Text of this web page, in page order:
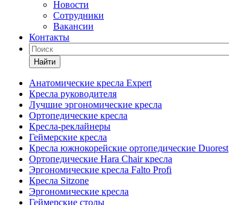
Новости
Сотрудники
Вакансии
Контакты
Найти
Анатомические кресла Expert
Кресла руководителя
Лучшие эргономические кресла
Ортопедические кресла
Кресла-реклайнеры
Геймерские кресла
Кресла южнокорейские ортопедические Duorest
Ортопедические Hara Chair кресла
Эргономические кресла Falto Profi
Кресла Sitzone
Эргономические кресла
Геймерские столы